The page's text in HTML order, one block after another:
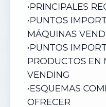
•PRINCIPALES
•PUNTOS
MÁQUINAS
•PUNTOS
PRODUCTOS EN
VENDING
•ESQUEMAS
OFRECER